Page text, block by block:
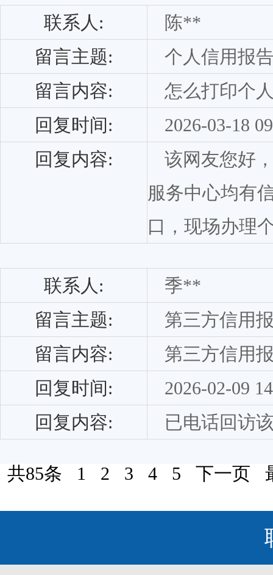
联系人:
陈**
留言主题:
个人信用报
留言内容:
怎么打印个
回复时间:
2026-03-18
回复内容:
该网友您好
服务中心均有
口，现场办理
联系人:
季**
留言主题:
第三方信用
留言内容:
第三方信用
回复时间:
2026-02-09
回复内容:
已电话回访
共85条 1 2 3 4 5 下一页